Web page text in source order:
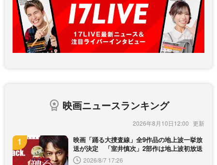
映画ニュースランキング
2026年8月10日12:00
映画「踊る大捜査線」全9作品の地上波一挙放
送が決定 「室井慎次」2部作は地上波初放送
2026/8/7 17:26